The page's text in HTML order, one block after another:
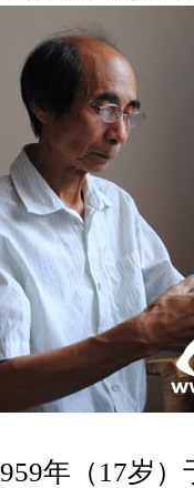
年（17岁）